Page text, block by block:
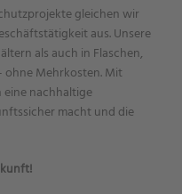
gleichen wir
aus. Unsere
als auch in Flaschen,
ohne Mehrkosten. Mit
eine nachhaltige
macht und die